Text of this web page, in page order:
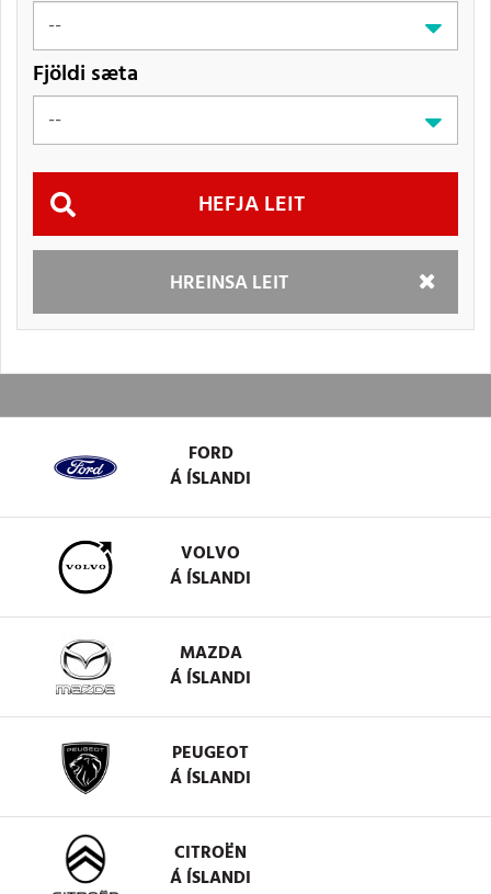
Fjöldi sæta
HREINSA LEIT
Hefja
FORD
Á ÍSLANDI
VOLVO
Á ÍSLANDI
MAZDA
Á ÍSLANDI
PEUGEOT
Á ÍSLANDI
CITROËN
Á ÍSLANDI